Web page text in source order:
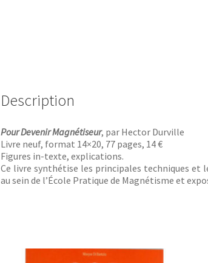
Description
Pour Devenir Magnétiseur, par Hector Durville
Livre neuf, format 14×20, 77 pages, 14 €
Figures in-texte, explications.
Ce livre synthétise les principales techniques et
au sein de l’École Pratique de Magnétisme et